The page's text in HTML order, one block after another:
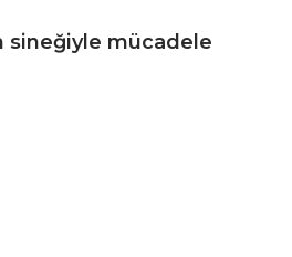
sineğiyle mücadele